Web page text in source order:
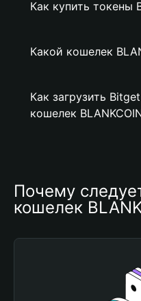
Как купить токены
Какой кошелек
Как загрузить
кошелек
Почему
кошелек